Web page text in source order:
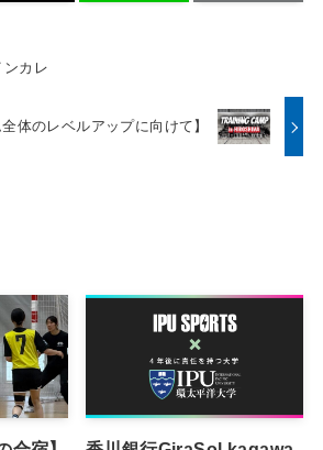
ンカレ
全体のレベルアップに向けて】